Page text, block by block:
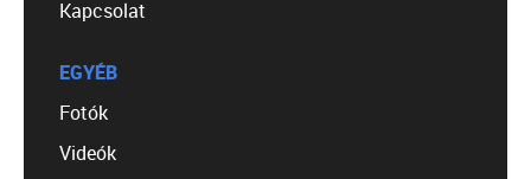
Kapcsolat
EGYÉB
Fotók
Videók